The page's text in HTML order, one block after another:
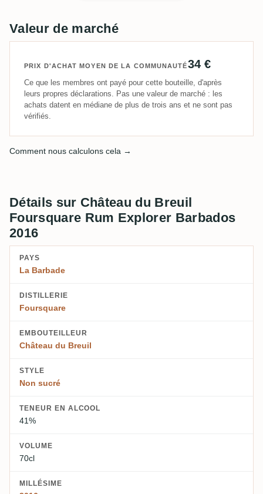
Valeur de marché
PRIX D'ACHAT MOYEN DE LA COMMUNAUTÉ34 €
Ce que les membres ont payé pour cette bouteille, d'après
leurs propres déclarations. Pas une valeur de marché : les
achats datent en médiane de plus de trois ans et ne sont pas
vérifiés.
Comment nous calculons cela →
Détails sur Château du Breuil
Foursquare Rum Explorer Barbados
2016
PAYS
La Barbade
DISTILLERIE
Foursquare
EMBOUTEILLEUR
Château du Breuil
STYLE
Non sucré
TENEUR EN ALCOOL
41%
VOLUME
70cl
MILLÉSIME